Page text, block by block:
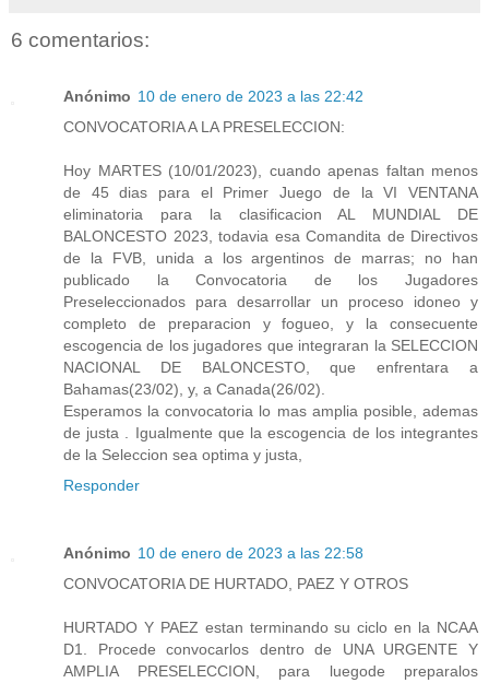
6 comentarios:
Anónimo 10 de enero de 2023 a las 22:42
CONVOCATORIA A LA PRESELECCION:
Hoy MARTES (10/01/2023), cuando apenas faltan menos
de 45 dias para el Primer Juego de la VI VENTANA
eliminatoria para la clasificacion AL MUNDIAL DE
BALONCESTO 2023, todavia esa Comandita de Directivos
de la FVB, unida a los argentinos de marras; no han
publicado la Convocatoria de los Jugadores
Preseleccionados para desarrollar un proceso idoneo y
completo de preparacion y fogueo, y la consecuente
escogencia de los jugadores que integraran la SELECCION
NACIONAL DE BALONCESTO, que enfrentara a
Bahamas(23/02), y, a Canada(26/02).
Esperamos la convocatoria lo mas amplia posible, ademas
de justa . Igualmente que la escogencia de los integrantes
de la Seleccion sea optima y justa,
Responder
Anónimo 10 de enero de 2023 a las 22:58
CONVOCATORIA DE HURTADO, PAEZ Y OTROS
HURTADO Y PAEZ estan terminando su ciclo en la NCAA
D1. Procede convocarlos dentro de UNA URGENTE Y
AMPLIA PRESELECCION, para luegode preparalos